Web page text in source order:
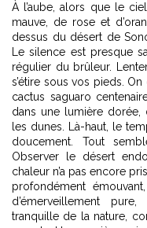
À l’aube, alors que le
mauve, de rose et
dessus du désert de
Le silence est presque
régulier du brûleur.
s’étire sous vos pieds.
cactus saguaro
dans une lumière
les dunes. Là-haut, le
doucement. Tout
Observer le désert
chaleur n’a pas encore
profondément
d’émerveillement
tranquille de la nature,